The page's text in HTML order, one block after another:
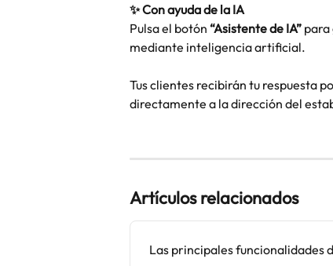
✨ Con ayuda de la IA
Pulsa el botón “Asistente de IA” para
mediante inteligencia artificial.
Tus clientes recibirán tu respuesta
directamente a la dirección del
Artículos relacionados
Las principales funcionalidades